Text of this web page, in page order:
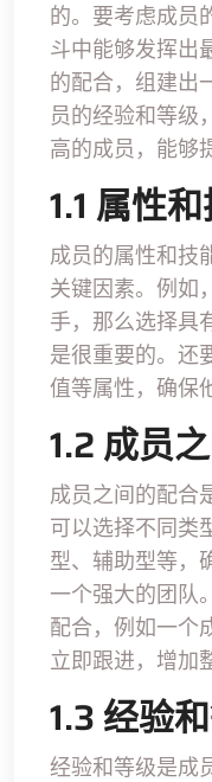
的。要考虑成员
斗中能够发挥出
的配合，组建出
员的经验和等级
高的成员，能够
1.1 属性
成员的属性和技
关键因素。例如
手，那么选择具
是很重要的。还
值等属性，确保
1.2 成员
成员之间的配合
可以选择不同类
型、辅助型等，
一个强大的团队
配合，例如一个
立即跟进，增加
1.3 经验
经验和等级是成